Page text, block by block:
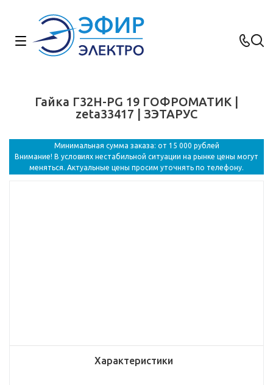
Гайка Г32Н-PG 19 ГОФРОМАТИК |
zeta33417 | ЗЭТАРУС
Минимальная сумма заказа: от 15 000 рублей
Внимание! В условиях нестабильной ситуации на рынке цены могут
меняться. Актуальные цены просим уточнять по телефону.
Характеристики